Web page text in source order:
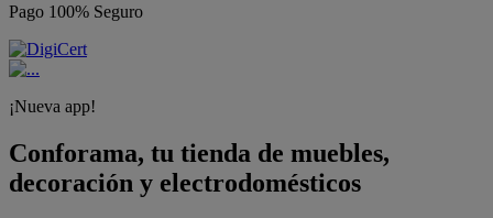
Pago 100% Seguro
¡Nueva app!
Conforama, tu tienda de muebles,
decoración y electrodomésticos